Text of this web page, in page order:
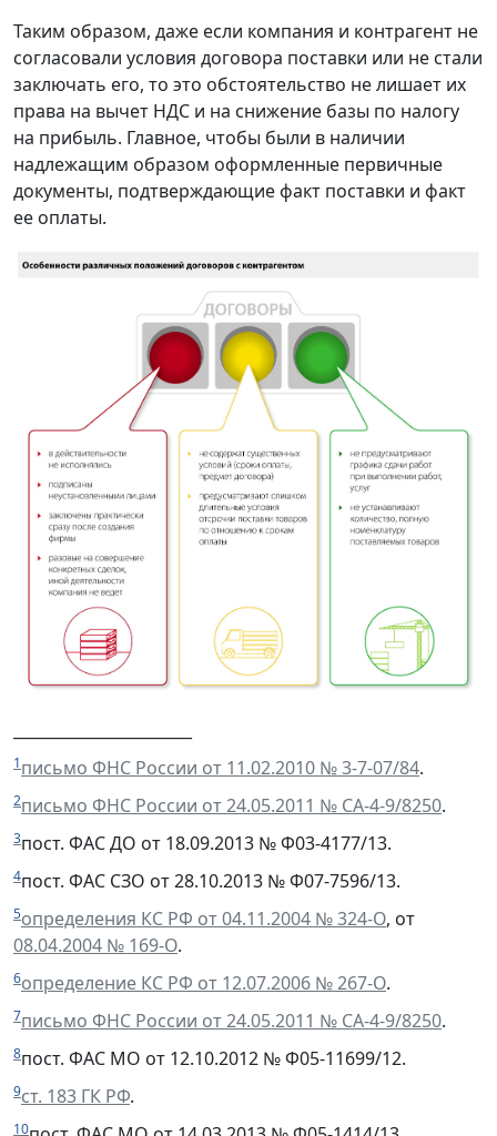
Таким образом, даже если компания и контрагент не
согласовали условия договора поставки или не стали
заключать его, то это обстоятельство не лишает их
права на вычет НДС и на снижение базы по налогу
на прибыль. Главное, чтобы были в наличии
надлежащим образом оформленные первичные
документы, подтверждающие факт поставки и факт
ее оплаты.
1письмо ФНС России от 11.02.2010 № 3-7-07/84.
2письмо ФНС России от 24.05.2011 № СА-4-9/8250.
3пост. ФАС ДО от 18.09.2013 № Ф03-4177/13.
4пост. ФАС СЗО от 28.10.2013 № Ф07-7596/13.
5определения КС РФ от 04.11.2004 № 324-О, от
08.04.2004 № 169-О.
6определение КС РФ от 12.07.2006 № 267-О.
7письмо ФНС России от 24.05.2011 № СА-4-9/8250.
8пост. ФАС МО от 12.10.2012 № Ф05-11699/12.
9ст. 183 ГК РФ.
10